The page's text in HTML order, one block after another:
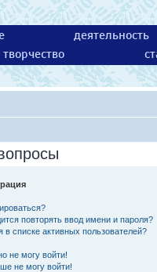
деятельность
творчество
повторять ввод имени и пароля?
в списке активных пользователей?
не могу войти!
не могу войти!